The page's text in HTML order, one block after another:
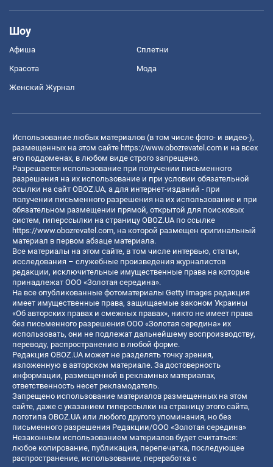
Шоу
Афиша Сплетни
Красота Мода
Женский Журнал
Использование любых материалов (в том числе фото- и видео-),
размещенных на этом сайте https://www.obozrevatel.com и на всех
его поддоменах, в любом виде строго запрещено.
Разрешается использование при получении письменного
разрешения на их использование и при условии обязательной
ссылки на сайт OBOZ.UA, а для интернет-изданий - при
получении письменного разрешения на их использование и при
обязательном размещении прямой, открытой для поисковых
систем, гиперссылки на страницу OBOZ.UA по ссылке
https://www.obozrevatel.com, на которой размещен оригинальный
материал в первом абзаце материала.
Все материалы на этом сайте, в том числе интервью, статьи,
исследования – служебные произведения журналистов
редакции, исключительные имущественные права на которые
принадлежат ООО «Золотая середина».
На все опубликованные фотоматериалы Getty Images редакция
имеет имущественные права, защищаемые законом Украины
«Об авторских правах и смежных правах», никто не имеет права
без письменного разрешения ООО «Золотая середина» их
использовать, они не подлежат дальнейшему воспроизводству,
переводу, распространению в любой форме.
Редакция OBOZ.UA может не разделять точку зрения,
изложенную в авторском материале. За достоверность
информации, размещенной в рекламных материалах,
ответственность несет рекламодатель.
Запрещено использование материалов размещенных на этом
сайте, даже с указанием гиперссылки на страницу этого сайта,
логотипа OBOZ.UA или любого другого упоминания, но без
письменного разрешения Редакции/ООО «Золотая середина»
Незаконным использованием материалов будет считаться:
любое копирование, публикация, перепечатка, последующее
распространение, использование, переработка с